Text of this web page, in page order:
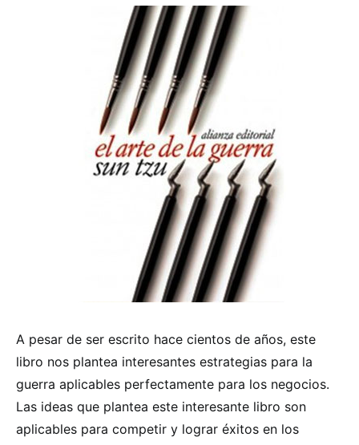
A pesar de ser escrito hace cientos de años, este
libro nos plantea interesantes estrategias para la
guerra aplicables perfectamente para los negocios.
Las ideas que plantea este interesante libro son
aplicables para competir y lograr éxitos en los